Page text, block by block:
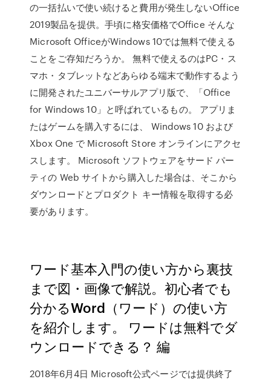
の一括払いで使い続けると費用が発生しないOffice
2019製品を提供。手頃に格安価格でOffice そんな
Microsoft OfficeがWindows 10では無料で使える
ことをご存知だろうか。 無料で使えるのはPC・ス
マホ・タブレットなどあらゆる端末で動作するよう
に開発されたユニバーサルアプリ版で、「Office
for Windows 10」と呼ばれているもの。 アプリま
たはゲームを購入するには、 Windows 10 および
Xbox One で Microsoft Store オンラインにアクセ
スします。 Microsoft ソフトウェアをサード パー
ティの Web サイトから購入した場合は、そこから
ダウンロードとプロダクト キー情報を取得する必
要があります。
ワード基本入門の使い方から裏技
まで図・画像で解説。初心者でも
分かるWord（ワード）の使い方
を紹介します。 ワードは無料でダ
ウンロードできる？ 編
2018年6月4日 Microsoft公式ページでは提供終了